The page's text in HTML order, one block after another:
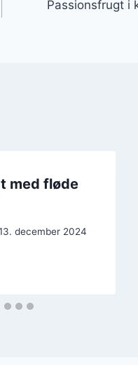
Passionsfrugt i
med fløde
december 2024